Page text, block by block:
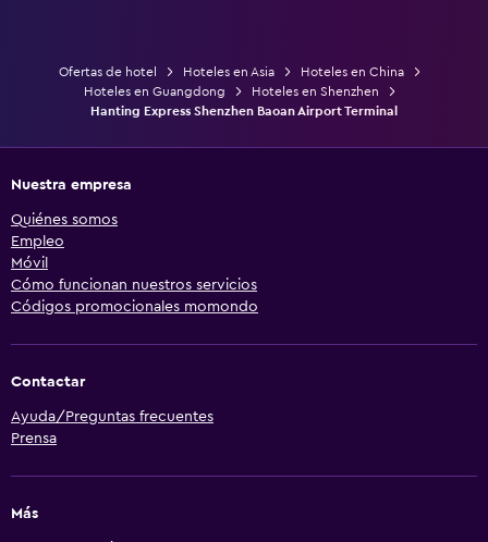
Ofertas de hotel Hoteles en Asia
Hoteles en China
Hoteles en Guangdong
Hoteles en Shenzhen
Hanting Express Shenzhen Baoan Airport Terminal
Nuestra empresa
Quiénes somos
Empleo
Móvil
Cómo funcionan nuestros servicios
Códigos promocionales momondo
Contactar
Ayuda/Preguntas frecuentes
Prensa
Más